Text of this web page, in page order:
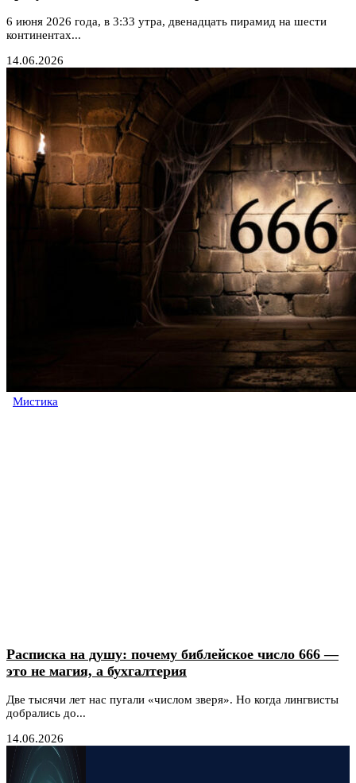
6 июня 2026 года, в 3:33 утра, двенадцать пирамид на шести
континентах...
14.06.2026
Мистика
Расписка на душу: почему библейское число 666 —
это не магия, а бухгалтерия
Две тысячи лет нас пугали «числом зверя». Но когда лингвисты
добрались до...
14.06.2026